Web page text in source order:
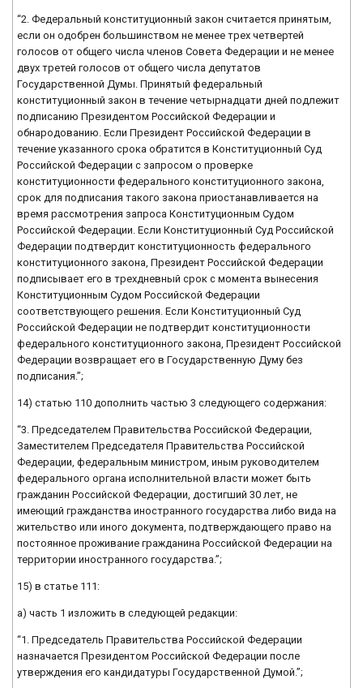
“2. Федеральный конституционный закон считается принятым,
если он одобрен большинством не менее трех четвертей
голосов от общего числа членов Совета Федерации и не менее
двух третей голосов от общего числа депутатов
Государственной Думы. Принятый федеральный
конституционный закон в течение четырнадцати дней подлежит
подписанию Президентом Российской Федерации и
обнародованию. Если Президент Российской Федерации в
течение указанного срока обратится в Конституционный Суд
Российской Федерации с запросом о проверке
конституционности федерального конституционного закона,
срок для подписания такого закона приостанавливается на
время рассмотрения запроса Конституционным Судом
Российской Федерации. Если Конституционный Суд Российской
Федерации подтвердит конституционность федерального
конституционного закона, Президент Российской Федерации
подписывает его в трехдневный срок с момента вынесения
Конституционным Судом Российской Федерации
соответствующего решения. Если Конституционный Суд
Российской Федерации не подтвердит конституционности
федерального конституционного закона, Президент Российской
Федерации возвращает его в Государственную Думу без
подписания.”;
14) статью 110 дополнить частью 3 следующего содержания:
“3. Председателем Правительства Российской Федерации,
Заместителем Председателя Правительства Российской
Федерации, федеральным министром, иным руководителем
федерального органа исполнительной власти может быть
гражданин Российской Федерации, достигший 30 лет, не
имеющий гражданства иностранного государства либо вида на
жительство или иного документа, подтверждающего право на
постоянное проживание гражданина Российской Федерации на
территории иностранного государства.”;
15) в статье 111:
а) часть 1 изложить в следующей редакции:
“1. Председатель Правительства Российской Федерации
назначается Президентом Российской Федерации после
утверждения его кандидатуры Государственной Думой.”;